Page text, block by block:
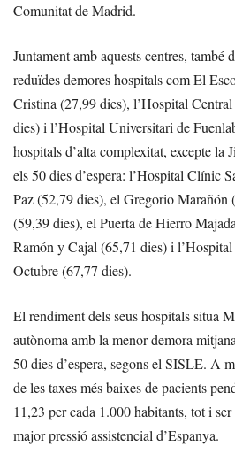
Comunitat de Madrid.
Juntament amb aquests centres, també
reduïdes demores hospitals com El
Cristina (27,99 dies), l’Hospital
dies) i l’Hospital Universitari de
hospitals d’alta complexitat, excepte la
els 50 dies d’espera: l’Hospital Clínic
Paz (52,79 dies), el Gregorio Marañón
(59,39 dies), el Puerta de Hierro
Ramón y Cajal (65,71 dies) i
Octubre (67,77 dies).
El rendiment dels seus hospitals situa
autònoma amb la menor demora
50 dies d’espera, segons el SISLE. A
de les taxes més baixes de pacients
11,23 per cada 1.000 habitants, tot i
major pressió assistencial d’Espanya.